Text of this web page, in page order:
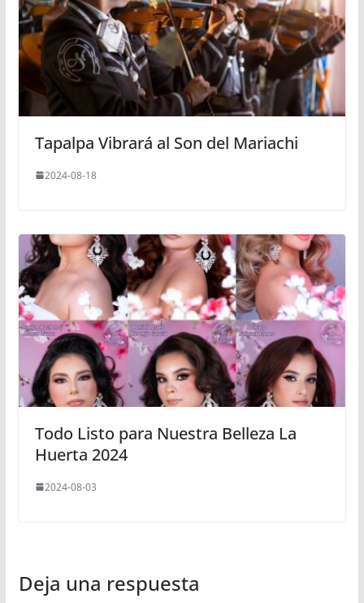
Tapalpa Vibrará al Son del Mariachi
2024-08-18
Todo Listo para Nuestra Belleza La
Huerta 2024
2024-08-03
Deja una respuesta